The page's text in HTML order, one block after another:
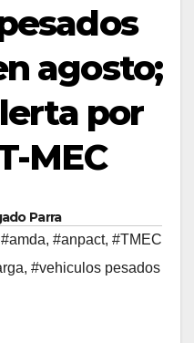
agosto;
por
MEC
Parra
#amda, #anpact, #TMEC
, #vehiculos pesados